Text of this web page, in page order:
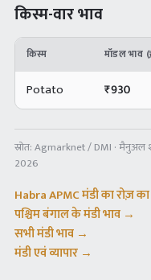
किस्म-वार भाव
किस्म मॉडल भाव
Potato ₹930
स्रोत:Agmarknet / DMI · मैनुअल
2026
Habra APMCमंडी का रोज़
पश्चिम बंगालके मंडी भाव →
सभी मंडी भाव →
मंडी एवं व्यापार →